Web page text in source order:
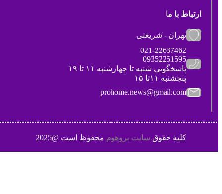
ارتباط با ما
تهران - شریعتی
021-22637462
09352251595
پاسخگویی شنبه تا چهارشنبه ۱۱ تا ۱۹
پنجشنبه ۱۱تا ۱۵
prohome.news@gmail.com
کلیه حقوقسایت پروهوممحفوظ است @2025